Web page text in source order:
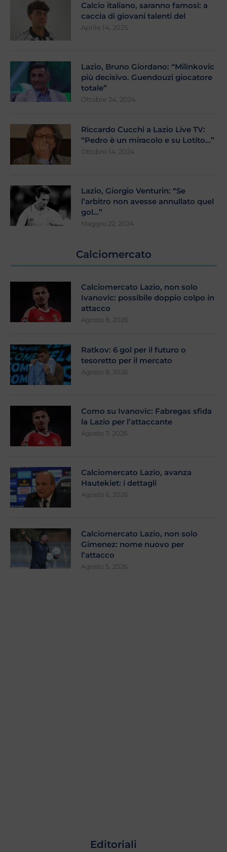
Calcio italiano, saranno famosi: a
caccia di giovani talenti del
Aprile 14, 2025
Lazio, Bruno Giordano: “Milinkovic
più decisivo. Guendouzi giocatore
totale”
Ottobre 24, 2024
Riccardo Cucchi a Lazio Live TV:
“Pedro è un miracolo e su Lotito…”
Ottobre 14, 2024
Lazio, Giorgio Venturin: “Se
l’arbitro non avesse annullato quel
gol…”
Maggio 22, 2024
Calciomercato
Calciomercato Lazio, non solo
Ivanovic: possibile doppio colpo in
attacco
Agosto 8, 2026
Ratkov: 6 gol per il futuro o
tesoretto per il mercato
Agosto 8, 2026
Como su Ivanovic: Fabregas sfida
la Lazio per l’attaccante
Agosto 7, 2026
Calciomercato Lazio, avanza
Hautekiet: i dettagli
Agosto 6, 2026
Calciomercato Lazio, non solo
Gimenez: nome nuovo per
l’attacco
Agosto 5, 2026
Editoriali